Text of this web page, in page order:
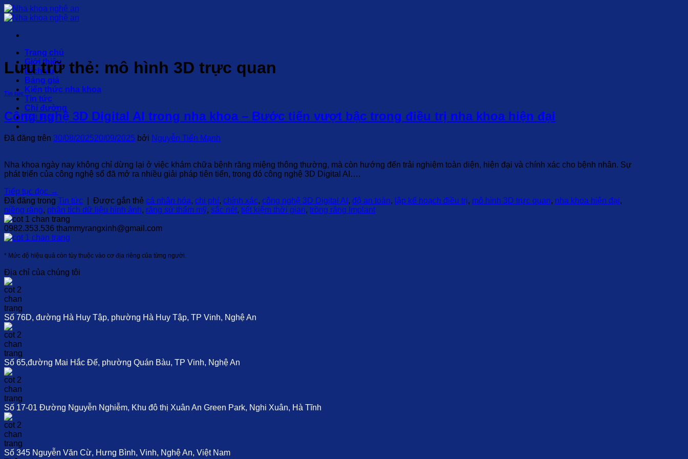
Chuyển
đến
dung
Trang chủ
Giới thiệu
Dịch vụ
Bảng giá
Kiến thức nha khoa
Tin tức
Chỉ đường
Đặt lịch
Lưu trữ thẻ: mô hình 3D trực quan
Tin tức
Công nghệ 3D Digital AI trong nha khoa – Bước tiến vượt bậc trong điều trị nha khoa hiện đại
Đã đăng trên 30/08/202520/09/2025 bởi Nguyễn Tiến Mạnh
Nha khoa ngày nay không chỉ dừng lại ở việc khám chữa bệnh răng miệng thông thường, mà còn hướng đến trải nghiệm toàn diện, hiện đại và chính xác cho bệnh nhân. Sự
phát triển của công nghệ số đã mở ra nhiều giải pháp tiên tiến, trong đó công nghệ 3D Digital AI….
Tiếp tục đọc →
Đã đăng trong Tin tức Được gắn thẻ cá nhân hóa, chi phí, chính xác, công nghệ 3D Digital AI , độ an toàn, lập kế hoạch điều trị, mô hình 3D trực quan, nha khoa hiện đại,
niềng răng, phân tích dữ liệu hình ảnh, răng sứ thẩm mỹ, sắc nét, tiết kiệm thời gian, trồng răng Implant
0982.353.536 thammyrangxinh@gmail.com
* Mức độ hiệu quả còn tùy thuộc vào cơ địa riêng của từng người.
Địa chỉ của chúng tôi
Số 76D, đường Hà Huy Tập, phường Hà Huy Tập, TP Vinh, Nghệ An
Số 65,đường Mai Hắc Đế, phường Quán Bàu, TP Vinh, Nghệ An
Số 17-01 Đường Nguyễn Nghiễm, Khu đô thị Xuân An Green Park, Nghi Xuân, Hà Tĩnh
Số 345 Nguyễn Văn Cừ, Hưng Bình, Vinh, Nghệ An, Việt Nam